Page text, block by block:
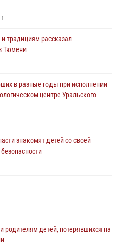
1
традициям рассказал
Тюмени
в разные годы при исполнении
центре Уральского
знакомят детей со своей
почтили память генерала
родителям детей, потерявшихся на